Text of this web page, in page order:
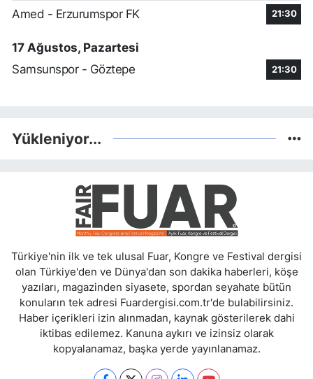
Amed - Erzurumspor FK 21:30
17 Ağustos, Pazartesi
Samsunspor - Göztepe
21:30
Yükleniyor...
Türkiye'nin ilk ve tek ulusal Fuar, Kongre ve Festival dergisi
olan Türkiye'den ve Dünya'dan son dakika haberleri, köşe
yazıları, magazinden siyasete, spordan seyahate bütün
konuların tek adresi Fuardergisi.com.tr'de bulabilirsiniz.
Haber içerikleri izin alınmadan, kaynak gösterilerek dahi
iktibas edilemez. Kanuna aykırı ve izinsiz olarak
kopyalanamaz, başka yerde yayınlanamaz.